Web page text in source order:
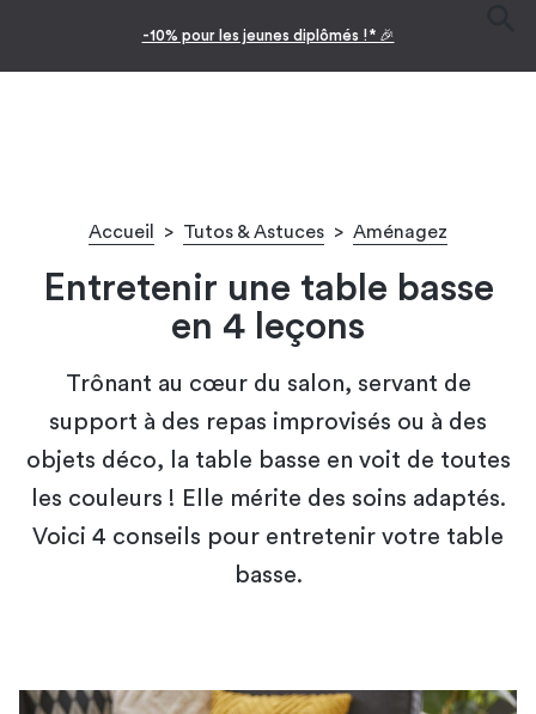
-10% pour les jeunes diplômés !* 🎉
Accueil > Tutos & Astuces > Aménagez
Entretenir une table basse
en 4 leçons
Trônant au cœur du salon, servant de
support à des repas improvisés ou à des
objets déco, la table basse en voit de toutes
les couleurs ! Elle mérite des soins adaptés.
Voici 4 conseils pour entretenir votre table
basse.